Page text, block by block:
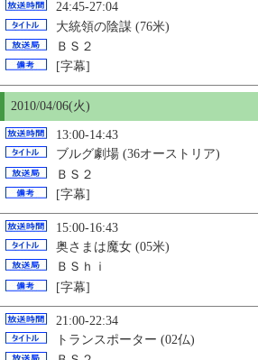
24:45-27:04
大統領の陰謀 (76米)
ＢＳ２
[字幕]
2010/04/06(火)
13:00-14:43
ブルグ劇場 (36オーストリア)
ＢＳ２
[字幕]
15:00-16:43
奥さまは魔女 (05米)
ＢＳｈｉ
[字幕]
21:00-22:34
トランスポーター (02仏)